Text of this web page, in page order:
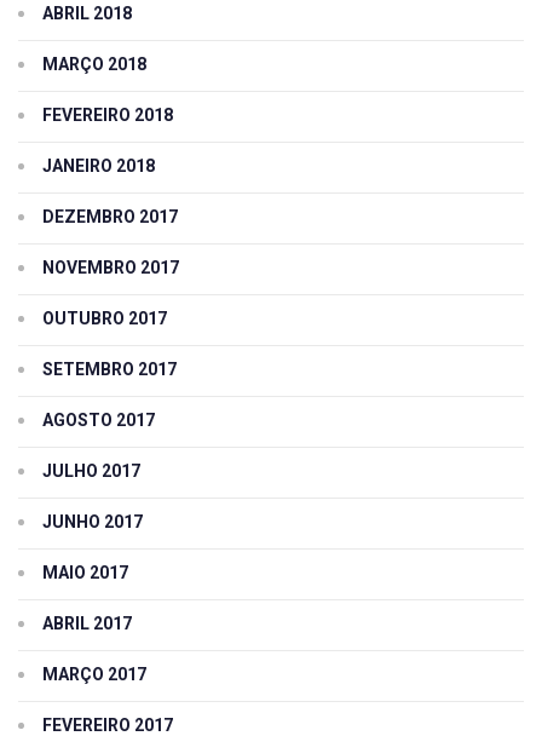
ABRIL 2018
MARÇO 2018
FEVEREIRO 2018
JANEIRO 2018
DEZEMBRO 2017
NOVEMBRO 2017
OUTUBRO 2017
SETEMBRO 2017
AGOSTO 2017
JULHO 2017
JUNHO 2017
MAIO 2017
ABRIL 2017
MARÇO 2017
FEVEREIRO 2017